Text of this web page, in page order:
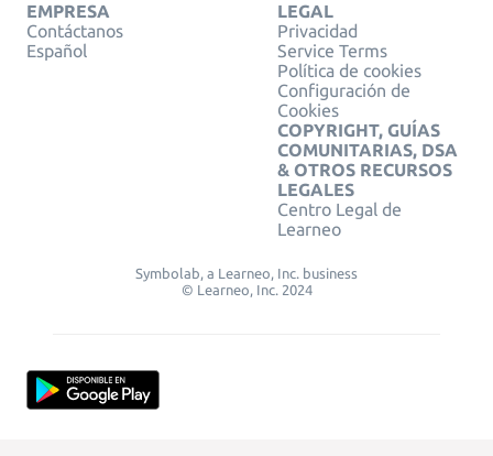
EMPRESA
Contáctanos
Español
LEGAL
Privacidad
Service Terms
Política de cookies
Configuración de
Cookies
COPYRIGHT, GUÍAS
COMUNITARIAS, DSA
& OTROS RECURSOS
LEGALES
Centro Legal de
Learneo
Symbolab, a Learneo, Inc. business
© Learneo, Inc. 2024